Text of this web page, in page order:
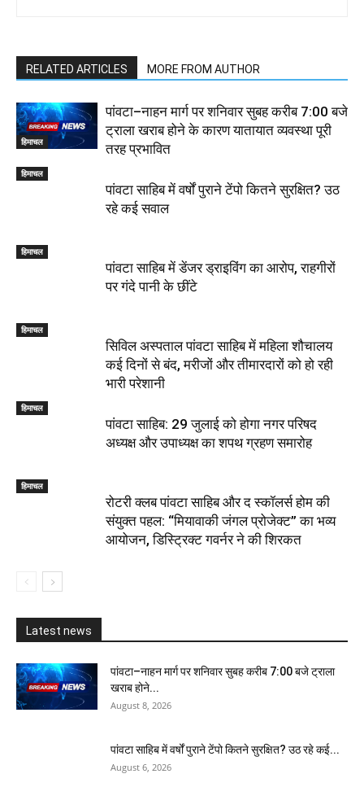
RELATED ARTICLES MORE FROM AUTHOR
हिमाचल
पांवटा–नाहन मार्ग पर शनिवार सुबह करीब 7:00 बजे
ट्राला खराब होने के कारण यातायात व्यवस्था पूरी
तरह प्रभावित
हिमाचल
पांवटा साहिब में वर्षों पुराने टेंपो कितने सुरक्षित? उठ
रहे कई सवाल
हिमाचल
पांवटा साहिब में डेंजर ड्राइविंग का आरोप, राहगीरों
पर गंदे पानी के छींटे
हिमाचल
सिविल अस्पताल पांवटा साहिब में महिला शौचालय
कई दिनों से बंद, मरीजों और तीमारदारों को हो रही
भारी परेशानी
हिमाचल
पांवटा साहिब: 29 जुलाई को होगा नगर परिषद
अध्यक्ष और उपाध्यक्ष का शपथ ग्रहण समारोह
हिमाचल
​रोटरी क्लब पांवटा साहिब और द स्कॉलर्स होम की
संयुक्त पहल: “मियावाकी जंगल प्रोजेक्ट” का भव्य
आयोजन, डिस्ट्रिक्ट गवर्नर ने की शिरकत
Latest news
पांवटा–नाहन मार्ग पर शनिवार सुबह करीब 7:00 बजे ट्राला
खराब होने...
August 8, 2026
पांवटा साहिब में वर्षों पुराने टेंपो कितने सुरक्षित? उठ रहे कई...
August 6, 2026